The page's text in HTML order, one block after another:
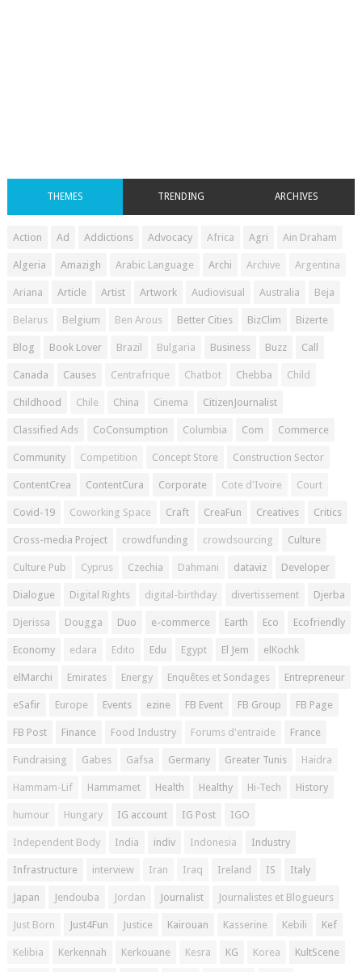
THEMES TRENDING ARCHIVES
Action Ad Addictions Advocacy Africa Agri Ain Draham
Algeria Amazigh Arabic Language Archi Archive Argentina
Ariana Article Artist Artwork Audiovisual Australia Beja
Belarus Belgium Ben Arous Better Cities BizClim Bizerte
Blog Book Lover Brazil Bulgaria Business Buzz Call
Canada Causes Centrafrique Chatbot Chebba Child
Childhood Chile China Cinema CitizenJournalist
Classified Ads CoConsumption Columbia Com Commerce
Community Competition Concept Store Construction Sector
ContentCrea ContentCura Corporate Cote d'Ivoire Court
Covid-19 Coworking Space Craft CreaFun Creatives Critics
Cross-media Project crowdfunding crowdsourcing Culture
Culture Pub Cyprus Czechia Dahmani dataviz Developer
Dialogue Digital Rights digital-birthday divertissement Djerba
Djerissa Dougga Duo e-commerce Earth Eco Ecofriendly
Economy edara Edito Edu Egypt El Jem elKochk
elMarchi Emirates Energy Enquêtes et Sondages Entrepreneur
eSafir Europe Events ezine FB Event FB Group FB Page
FB Post Finance Food Industry Forums d'entraide France
Fundraising Gabes Gafsa Germany Greater Tunis Haidra
Hammam-Lif Hammamet Health Healthy Hi-Tech History
humour Hungary IG account IG Post IGO
Independent Body India indiv Indonesia Industry
Infrastructure interview Iran Iraq Ireland IS Italy
Japan Jendouba Jordan Journalist Journalistes et Blogueurs
Just Born Just4Fun Justice Kairouan Kasserine Kebili Kef
Kelibia Kerkennah Kerkouane Kesra KG Korea KultScene